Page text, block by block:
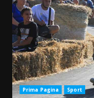
Prima Pagina Sport